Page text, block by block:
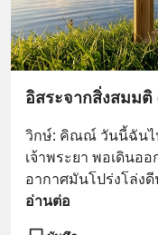
อิสระจากสิ่งสมม
วิกษ์: คิณณ์ วันนี้ฉันไ
เจ้าพระยา พอเดินอ
อากาศมันโปร่งโล่ง
อ่านต่อ